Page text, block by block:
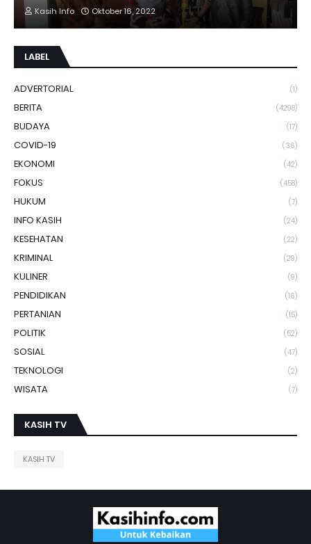
Kasih Info Oktober 16, 2022
LABEL
ADVERTORIAL (1)
BERITA (4298)
BUDAYA (17)
COVID-19 (36)
EKONOMI (42)
FOKUS (458)
HUKUM (7)
INFO KASIH (24)
KESEHATAN (22)
KRIMINAL (29)
KULINER (9)
PENDIDIKAN (16)
PERTANIAN (15)
POLITIK (52)
SOSIAL (47)
TEKNOLOGI (2)
WISATA (7)
KASIH TV
KASIH TV